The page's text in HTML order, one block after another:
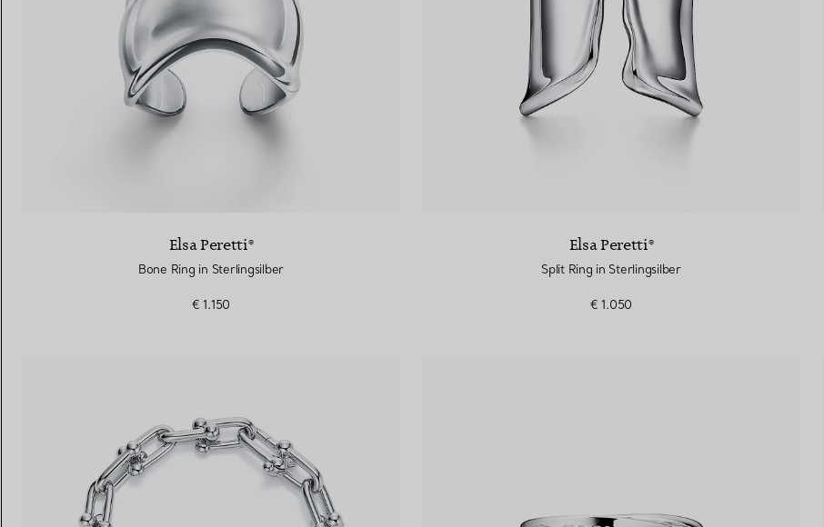
Elsa Peretti®
Bone Ring in Sterlingsilber
€ 1.150
Elsa Peretti®
Split Ring in Sterlingsilber
€ 1.050